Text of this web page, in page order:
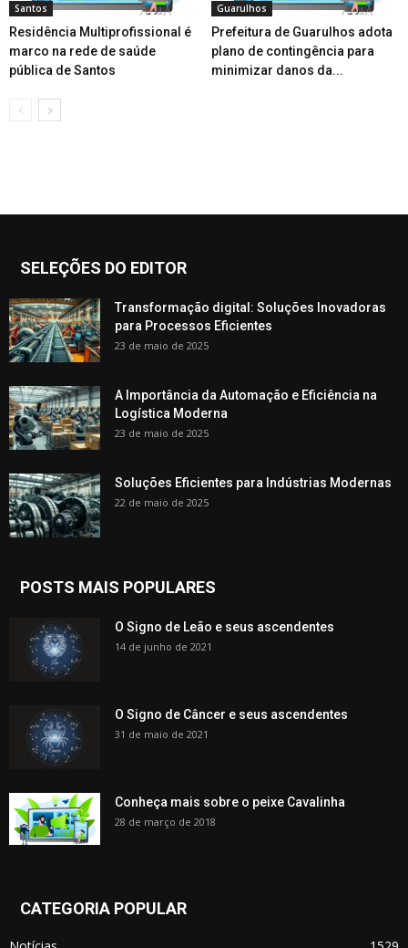
Santos
Residência Multiprofissional é
marco na rede de saúde
pública de Santos
Guarulhos
Prefeitura de Guarulhos adota
plano de contingência para
minimizar danos da...
SELEÇÕES DO EDITOR
Transformação digital: Soluções Inovadoras
para Processos Eficientes
23 de maio de 2025
A Importância da Automação e Eficiência na
Logística Moderna
23 de maio de 2025
Soluções Eficientes para Indústrias Modernas
22 de maio de 2025
POSTS MAIS POPULARES
O Signo de Leão e seus ascendentes
14 de junho de 2021
O Signo de Câncer e seus ascendentes
31 de maio de 2021
Conheça mais sobre o peixe Cavalinha
28 de março de 2018
CATEGORIA POPULAR